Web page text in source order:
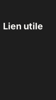
Lien utile